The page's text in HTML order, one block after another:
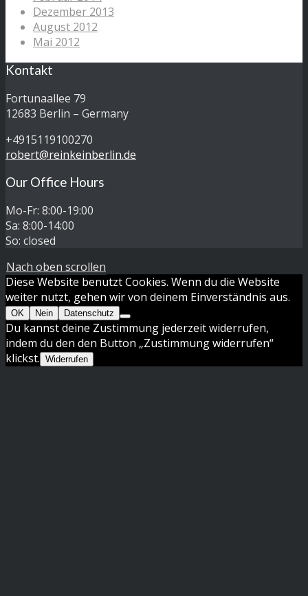
Dezember 2013
August 2012
Mai 2012
Kontakt
Fortunaallee 79
12683 Berlin – Germany
+4915119100270
robert@reinkeinberlin.de
Our Office Hours
Mo-Fr: 8:00-19:00
Sa: 8:00-14:00
So: closed
Nach oben scrollen
Diese Website benutzt Cookies. Wenn du die Website
weiter nutzt, gehen wir von deinem Einverständnis aus.
OK Nein Datenschutz
Du kannst deine Zustimmung jederzeit widerrufen,
indem du den den Button „Zustimmung widerrufen“
klickst. Widerrufen